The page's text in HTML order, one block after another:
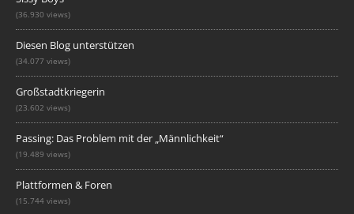
(36.930 views)
Diesen Blog unterstützen
(34.077 views)
Großstadtkriegerin
(23.602 views)
Passing: Das Problem mit der „Männlichkeit“
(19.489 views)
Plattformen & Foren
(15.744 views)